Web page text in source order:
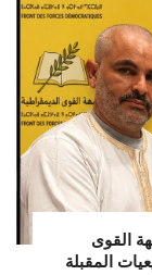
القوى
المقبلة